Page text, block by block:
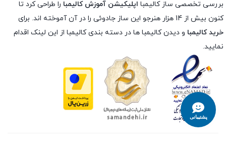
پشتیبانی
بررسی تخصصی ساز کالیمبا اپلیکیشن آموزش کالیمبا را طراحی کرد تا
کنون بیش از 14 هزار هنرجو این ساز جادوئی را در آن آموخته اند. برای
خرید کالیمبا و دیدن کالیمبا ها در دسته بندی کالیمبا از این لینک اقدام
نمایید.